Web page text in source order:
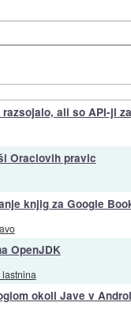
ali so API-ji
Oraclovih pravic
knjig za Google
OpenJDK
okoli Jave v